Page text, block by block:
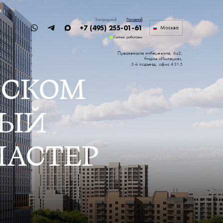
Пресненская набережная, 6с2,
башня «Империя»,
3-й подъезд, офис 4315
Загородный Головной
+7 (495) 255-01-61
Сейчас работаем
Москва